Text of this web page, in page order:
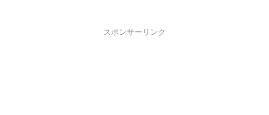
スポンサーリンク